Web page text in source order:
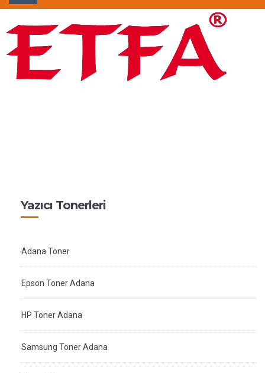
navigation
Yazıcı Tonerleri
Adana Toner
Epson Toner Adana
HP Toner Adana
Samsung Toner Adana